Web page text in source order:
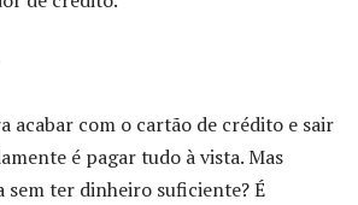
acabar com o cartão de crédito e sair
é pagar tudo à vista. Mas
sem ter dinheiro suficiente? É